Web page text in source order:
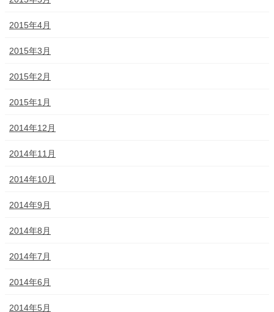
2015年4月
2015年3月
2015年2月
2015年1月
2014年12月
2014年11月
2014年10月
2014年9月
2014年8月
2014年7月
2014年6月
2014年5月